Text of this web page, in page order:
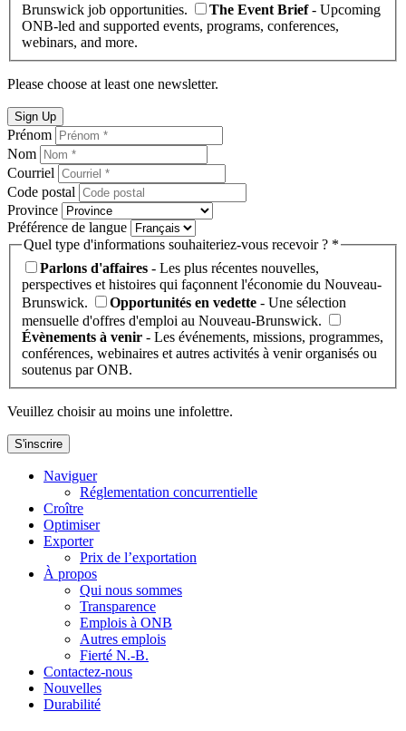
Brunswick job opportunities.
The Event Brief- Upcoming
ONB-led and supported events, programs, conferences,
webinars, and more.
Please choose at least one newsletter.
Sign Up
Prénom
Nom
Courriel
Code postal
Province
Préférence de langue
Quel type d'informations souhaiteriez-vous recevoir ? *
Parlons d'affaires - Les plus récentes nouvelles,
perspectives et histoires qui façonnent l'économie du Nouveau-
Brunswick.
Opportunités en vedette - Une sélection
mensuelle d'offres d'emploi au Nouveau-Brunswick.
Évènements à venir - Les événements, missions, programmes,
conférences, webinaires et autres activités à venir organisés ou
soutenus par ONB.
Veuillez choisir au moins une infolettre.
S'inscrire
Naviguer
Réglementation concurrentielle
Croître
Optimiser
Exporter
Prix de l’exportation
À propos
Qui nous sommes
Transparence
Emplois à ONB
Autres emplois
Fierté N.-B.
Contactez-nous
Nouvelles
Durabilité